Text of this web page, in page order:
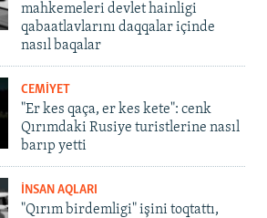
mahkemeleri devlet hainligi
qabaatlavlarını daqqalar içinde
nasıl baqalar
CEMİYET
"Er kes qaça, er kes kete": cenk
Qırımdaki Rusiye turistlerine nasıl
barıp yetti
İNSAN AQLARI
"Qırım birdemligi" işini toqtattı,